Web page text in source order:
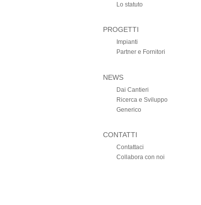
Lo statuto
PROGETTI
Impianti
Partner e Fornitori
NEWS
Dai Cantieri
Ricerca e Sviluppo
Generico
CONTATTI
Contattaci
Collabora con noi